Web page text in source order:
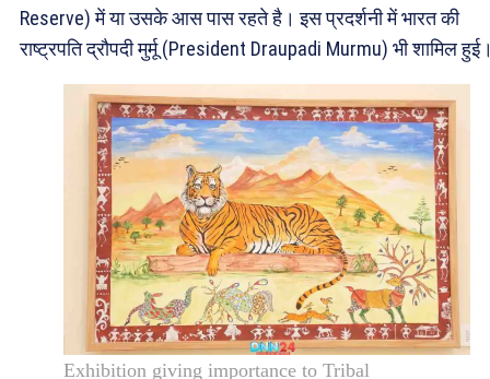
Reserve) में या उसके आस पास रहते है। इस प्रदर्शनी में भारत की
राष्ट्रपति द्रौपदी मुर्मू (President Draupadi Murmu) भी शामिल
Exhibition giving importance to Tribal